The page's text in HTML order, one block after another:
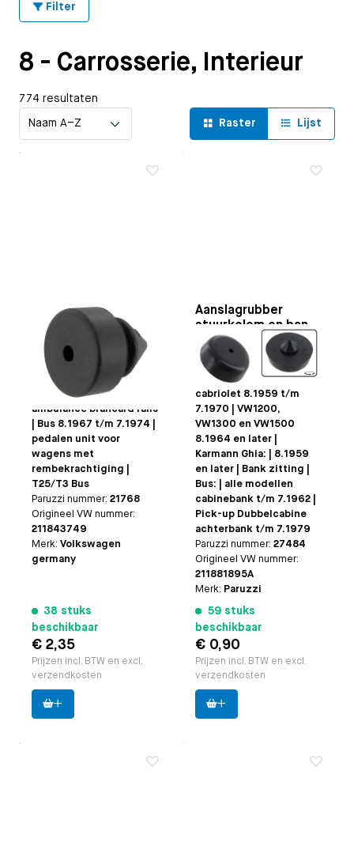
Filter
8 - Carrosserie, Interieur
774 resultaten
Raster Lijst
Aanslagrubber
Toepasbaar op
schuifdeur vanger | Bus
alle bouwjaren |
automatische treeplank
| Bus 8.1967 en later |
ambulance brancard rails
| Bus 8.1967 t/m 7.1974 |
pedalen unit voor
wagens met
rembekrachtiging |
T25/T3 Bus
Paruzzi nummer: 21768
Origineel VW nummer:
211843749
Merk: Volkswagen
germany
38 stuks
beschikbaar
€ 2,35
Prijzen incl. BTW en excl.
verzendkosten
Aanslagrubber
stuurkolom en bank
zitting
Toepasbaar op
Stuurkolom | Kever: |
export modellen en
cabriolet 8.1959 t/m
7.1970 | VW1200,
VW1300 en VW1500
8.1964 en later |
Karmann Ghia: | 8.1959
en later | Bank zitting |
Bus: | alle modellen
cabinebank t/m 7.1962 |
Pick-up Dubbelcabine
achterbank t/m 7.1979
Paruzzi nummer:27484
Origineel VW nummer:
211881895A
Merk: Paruzzi
59 stuks
beschikbaar
€ 0,90
Prijzen incl. BTW en excl.
verzendkosten